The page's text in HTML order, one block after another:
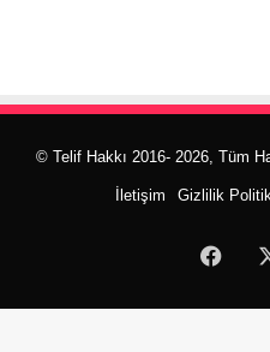
© Telif Hakkı 2016- 2026, Tüm
İletişim Gizlilik